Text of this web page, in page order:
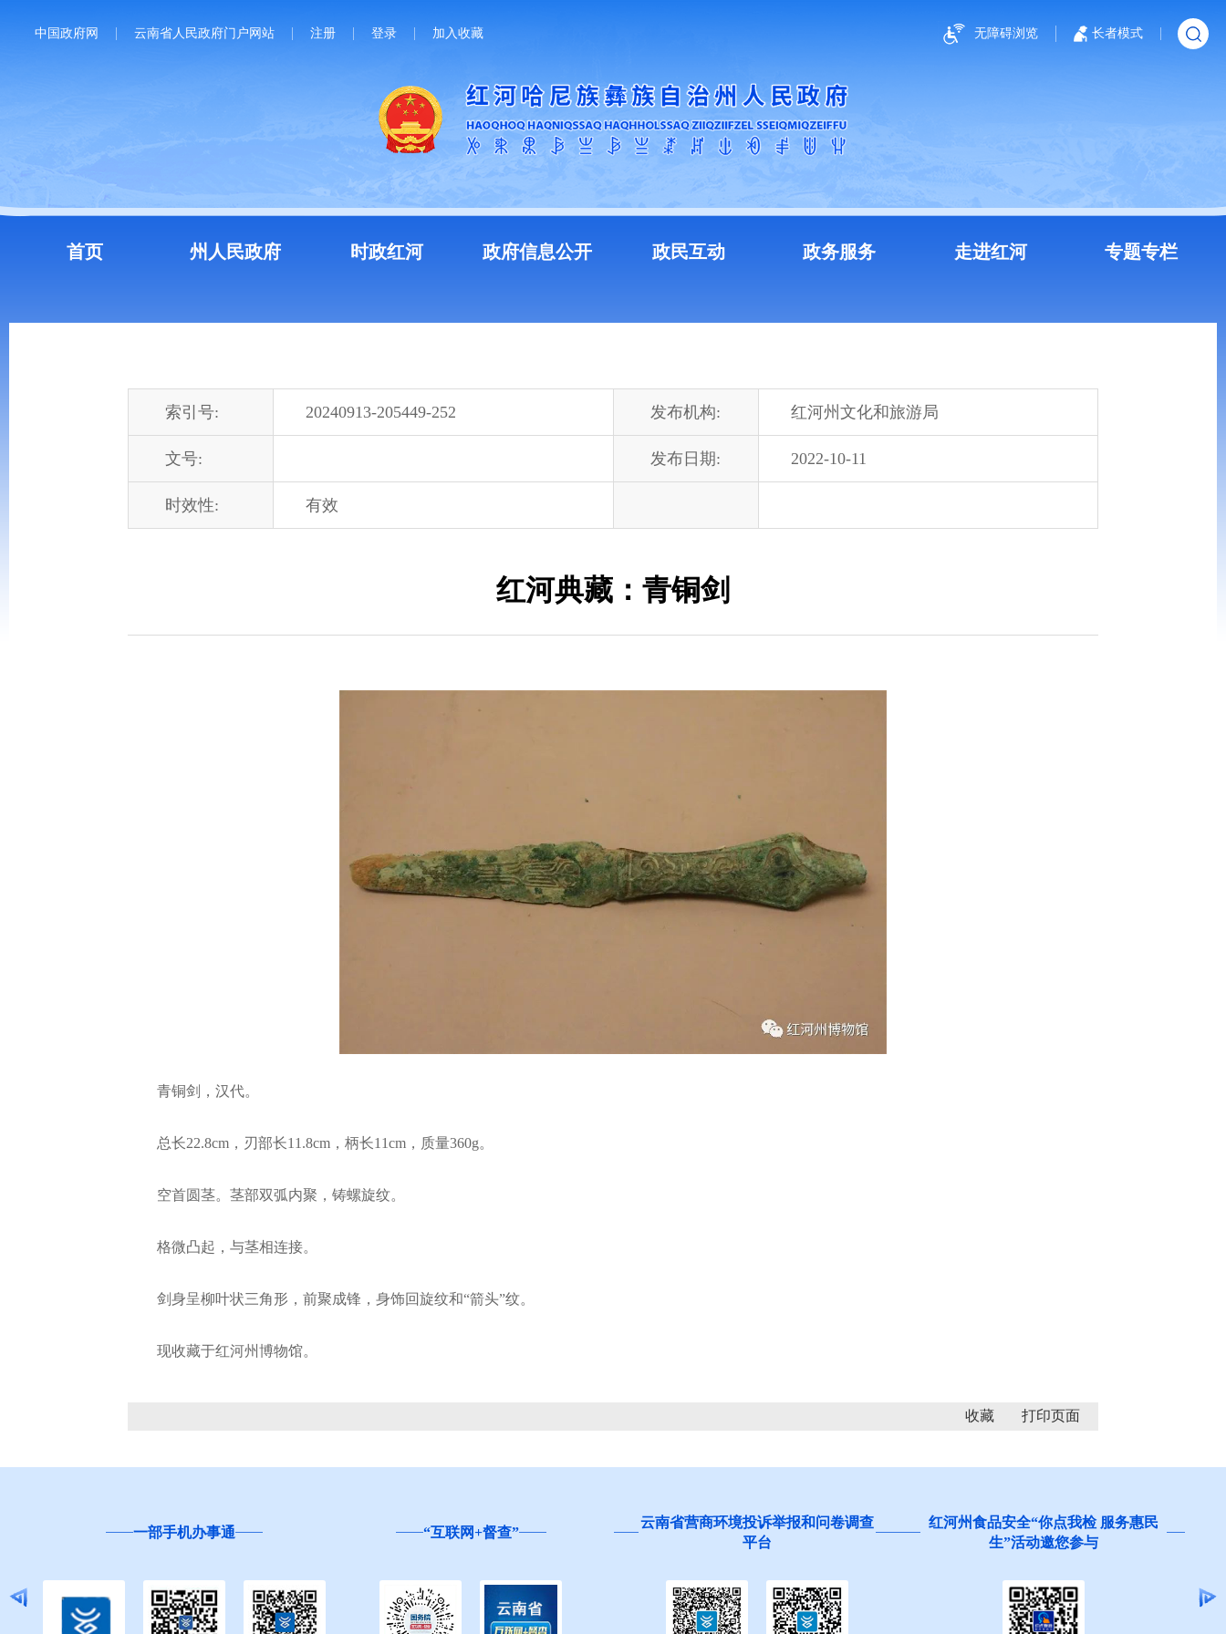
中国政府网 云南省人民政府门户网站 注册 登录 加入收藏 无障碍浏览 长者模式
首页 州人民政府 时政红河 政府信息公开 政民互动 政务服务 走进红河 专题专栏
索引号: 20240913-205449-252 发布机构: 红河州文化和旅游局
文号: 发布日期: 2022-10-11
时效性: 有效
红河典藏：青铜剑
青铜剑，汉代。
总长22.8cm，刃部长11.8cm，柄长11cm，质量360g。
空首圆茎。茎部双弧内聚，铸螺旋纹。
格微凸起，与茎相连接。
剑身呈柳叶状三角形，前聚成锋，身饰回旋纹和“箭头”纹。
现收藏于红河州博物馆。
收藏
一部手机办事通 “互联网+督查”
云南省营商环境投诉举报和问卷调查
平台
红河州食品安全“你点我检 服务惠民
生”活动邀您参与